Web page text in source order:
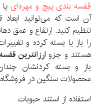
قفسه بندی پیچ و مهره‌ای
آن است که می‌توانید ابعاد
تنظیم کنید. ارتفاع و عمق
را باز یا بسته کرده و
هستند و جزو ارزانترین قفسه
باز و بسته کردنشان
محصولات سنگین در
استفاده از استند حبوبات